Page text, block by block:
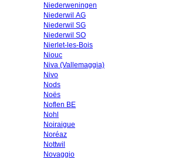
Niederweningen
Niederwil AG
Niederwil SG
Niederwil SO
Nierlet-les-Bois
Niouc
Niva (Vallemaggia)
Nivo
Nods
Noës
Noflen BE
Nohl
Noiraigue
Noréaz
Nottwil
Novaggio